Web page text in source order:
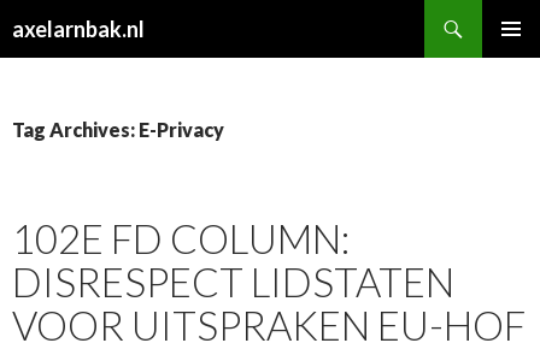
axelarnbak.nl
Tag Archives: E-Privacy
102E FD COLUMN:
DISRESPECT LIDSTATEN
VOOR UITSPRAKEN EU-HOF